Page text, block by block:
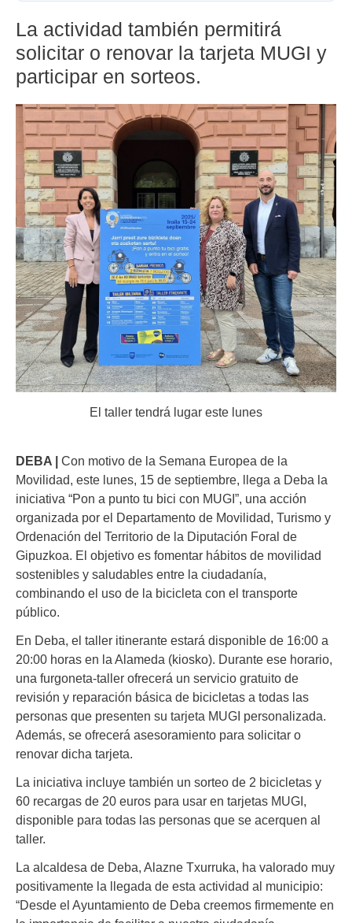
La actividad también permitirá
solicitar o renovar la tarjeta MUGI y
participar en sorteos.
El taller tendrá lugar este lunes
DEBA | Con motivo de la Semana Europea de la
Movilidad, este lunes, 15 de septiembre, llega a Deba la
iniciativa “Pon a punto tu bici con MUGI”, una acción
organizada por el Departamento de Movilidad, Turismo y
Ordenación del Territorio de la Diputación Foral de
Gipuzkoa. El objetivo es fomentar hábitos de movilidad
sostenibles y saludables entre la ciudadanía,
combinando el uso de la bicicleta con el transporte
público.
En Deba, el taller itinerante estará disponible de 16:00 a
20:00 horas en la Alameda (kiosko). Durante ese horario,
una furgoneta-taller ofrecerá un servicio gratuito de
revisión y reparación básica de bicicletas a todas las
personas que presenten su tarjeta MUGI personalizada.
Además, se ofrecerá asesoramiento para solicitar o
renovar dicha tarjeta.
La iniciativa incluye también un sorteo de 2 bicicletas y
60 recargas de 20 euros para usar en tarjetas MUGI,
disponible para todas las personas que se acerquen al
taller.
La alcaldesa de Deba, Alazne Txurruka, ha valorado muy
positivamente la llegada de esta actividad al municipio:
“Desde el Ayuntamiento de Deba creemos firmemente en